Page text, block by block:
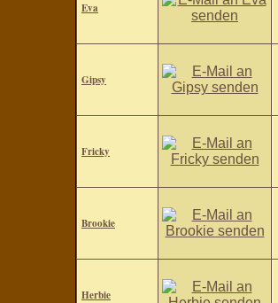
Eva
Gipsy
Fricky
Brookie
Herbie